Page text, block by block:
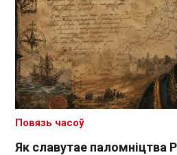
Як славутае паломніцтва
Повязь часоў